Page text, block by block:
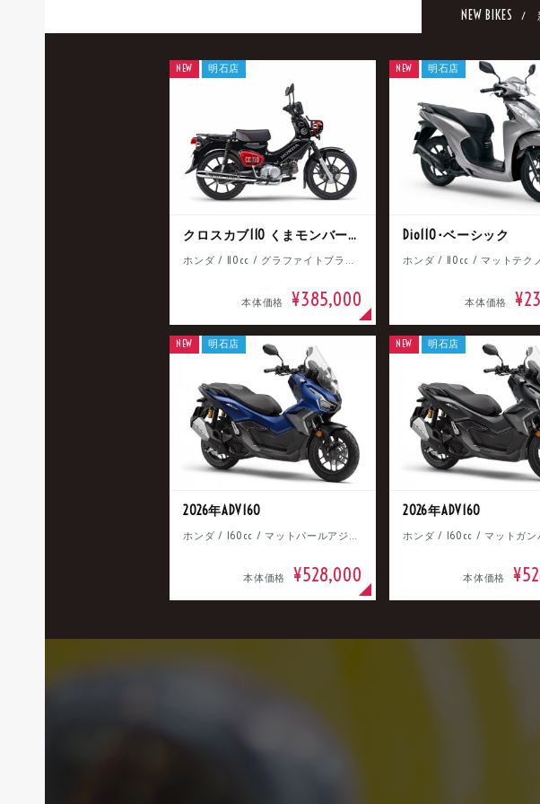
NEW BIKES /
クロスカブ110 くまモンバージョン
ホンダ / 110cc / グラファイトブラック
本体価格 ¥385,000
NEW 明石店
Dio110･ベーシック
本体価格
NEW 明石店
2026年ADV160
ホンダ / 160cc / マットパールアジャイルブルー
本体価格 ¥528,000
NEW 明石店
2026年ADV160
本体価格
NEW 明石店